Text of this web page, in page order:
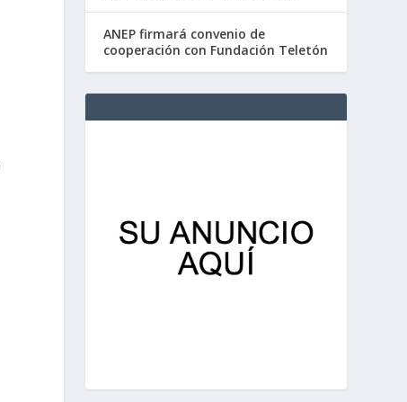
ANEP firmará convenio de
cooperación con Fundación Teletón